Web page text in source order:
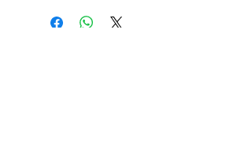
「放一場火」。